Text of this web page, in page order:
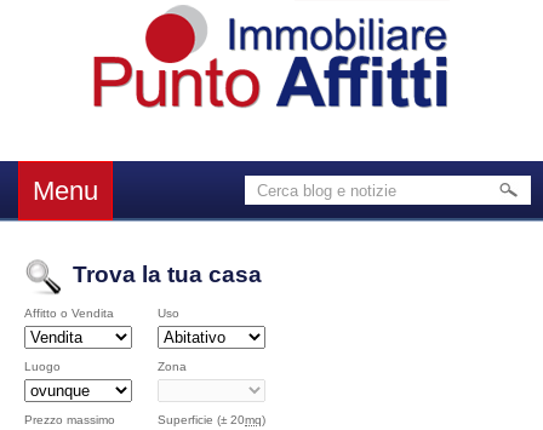
Menu
Trova la tua casa
Affitto o Vendita Uso
Luogo Zona
Prezzo massimo Superficie (± 20mq)